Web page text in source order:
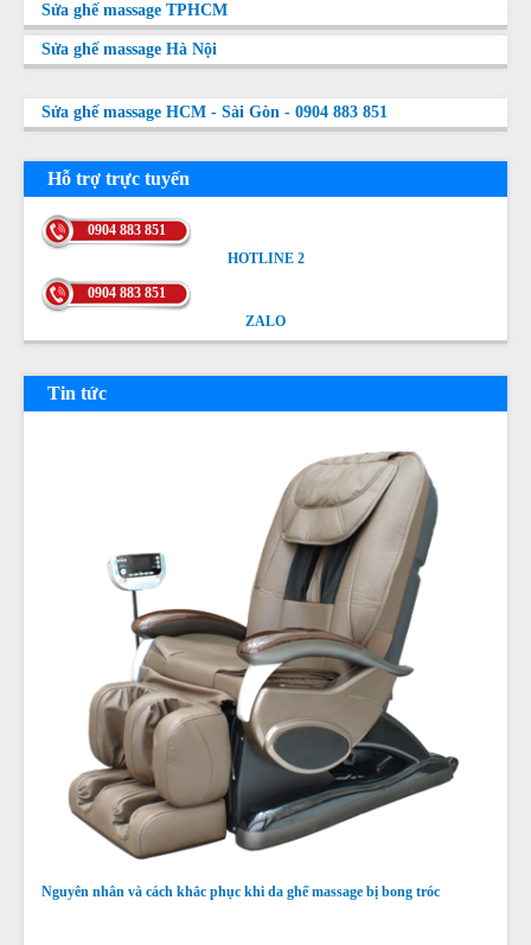
Sửa ghế massage TPHCM
Sửa ghế massage Hà Nội
Sửa ghế massage HCM - Sài Gòn - 0904 883 851
Hỗ trợ trực tuyến
0904 883 851
HOTLINE 2
0904 883 851
ZALO
Tin tức
Nguyên nhân và cách khắc phục khi da ghế massage bị bong tróc